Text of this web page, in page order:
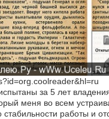
за 5 лет
меня во всем
работы и